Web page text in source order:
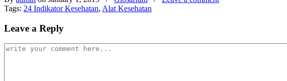
Tags: 24 Indikator Kesehatan, Alat Kesehatan
Leave a Reply